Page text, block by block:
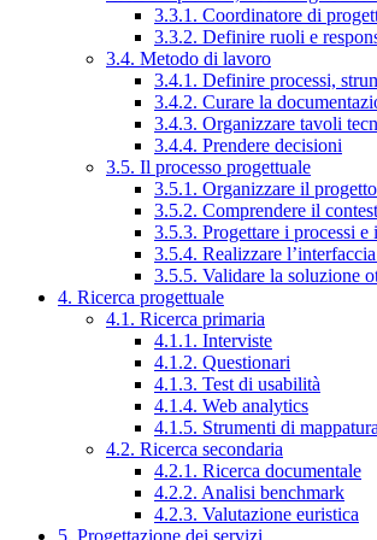
3.3.1. Coordinatore di
3.3.2. Definire ruoli e
3.4. Metodo di lavoro
3.4.1. Definire processi,
3.4.2. Curare la
3.4.3. Organizzare tavoli
3.4.4. Prendere decisioni
3.5. Il processo progettuale
3.5.1. Organizzare il
3.5.2. Comprendere il
3.5.3. Progettare i processi e i
3.5.4. Realizzare
3.5.5. Validare la soluzione
4. Ricerca progettuale
4.1. Ricerca primaria
4.1.1. Interviste
4.1.2. Questionari
4.1.3. Test di usabilità
4.1.4. Web analytics
4.1.5. Strumenti di
4.2. Ricerca secondaria
4.2.1. Ricerca documentale
4.2.2. Analisi benchmark
4.2.3. Valutazione euristica
5. Progettazione dei servizi